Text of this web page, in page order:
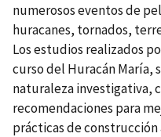
numerosos eventos de
huracanes, tornados,
Los estudios realizados
curso del Huracán María,
naturaleza investigativa,
recomendaciones para
prácticas de construcción